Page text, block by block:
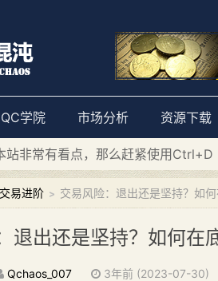
QC学院 市场分析 资源下载
站非常有看点，那么赶紧使用Ctrl+D
沌系统板块，欢迎大家访问！---“量
交易进阶 > 交易风险：退出还是坚持？如何
退出还是坚持？如何在
Qchaos_007 3年前 (2023-07-30)